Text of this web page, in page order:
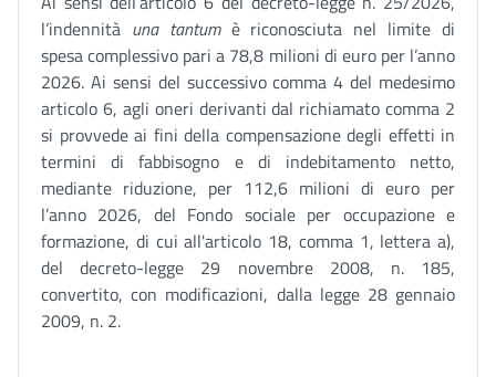
l’indennità una tantum è riconosciuta nel limite di
spesa complessivo pari a 78,8 milioni di euro per l’anno
2026. Ai sensi del successivo comma 4 del medesimo
articolo 6, agli oneri derivanti dal richiamato comma 2
si provvede ai fini della compensazione degli effetti in
termini di fabbisogno e di indebitamento netto,
mediante riduzione, per 112,6 milioni di euro per
l’anno 2026, del Fondo sociale per occupazione e
formazione, di cui all'articolo 18, comma 1, lettera a),
del decreto-legge 29 novembre 2008, n. 185,
convertito, con modificazioni, dalla legge 28 gennaio
2009, n. 2.